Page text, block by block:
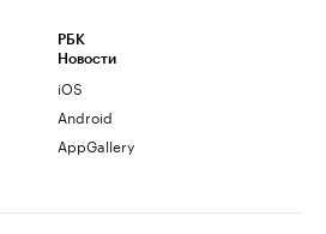
РБК
Новости
iOS
Android
AppGallery